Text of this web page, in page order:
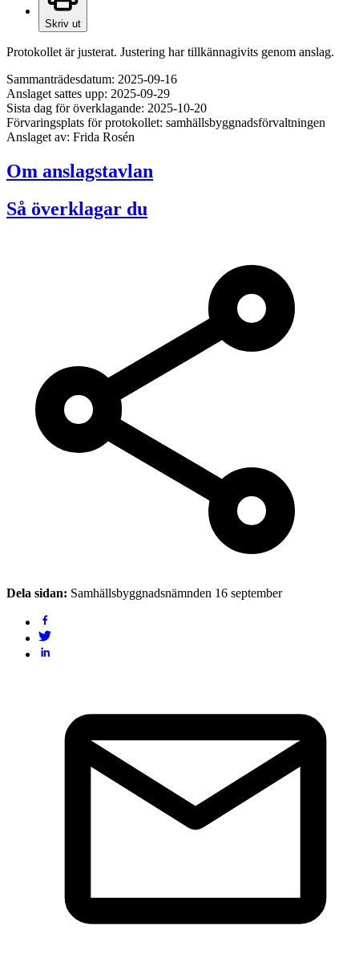
Skriv ut
Protokollet är justerat. Justering har tillkännagivits genom anslag.
Sammanträdesdatum: 2025-09-16
Anslaget sattes upp: 2025-09-29
Sista dag för överklagande: 2025-10-20
Förvaringsplats för protokollet: samhällsbyggnadsförvaltningen
Anslaget av: Frida Rosén
Om anslagstavlan
Så överklagar du
Dela sidan: Samhällsbyggnadsnämnden 16 september